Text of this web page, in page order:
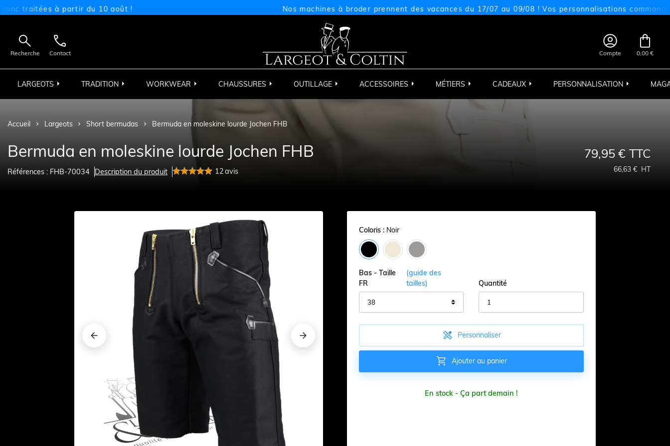
à partir du 10 août ! Nos machines à broder prennent des vacances du 17/07 au 09/08 ! Vos personnalisations commandées

Recherche

Contact

Compte

0,00 €
LARGEOTS TRADITION WORKWEAR CHAUSSURES OUTILLAGE ACCESSOIRES MÉTIERS CADEAUX PERSONNALISATION
Accueil Largeots Short bermudas Bermuda en moleskine lourde Jochen FHB
Bermuda en moleskine lourde Jochen FHB
Références : FHB-70034 Description du produit 12avis
79,95 € TTC
66,63 € HT
 
 
 
 
 
Coloris : Noir
Bas - Taille
FR
(guide des
tailles)
Quantité
 Personnaliser
 Ajouter au panier
En stock - Ça part demain !